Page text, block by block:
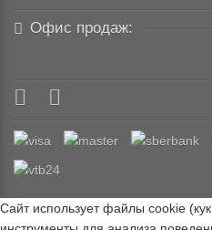
Офис продаж:
Сайт использует файлы cookie